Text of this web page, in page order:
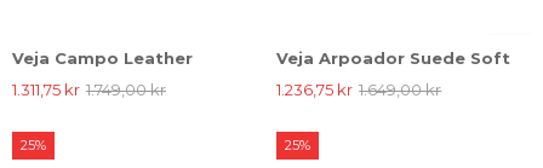
Veja Campo Leather
1.311,75 kr 1.749,00 kr
Veja Arpoador Suede Soft
1.236,75 kr 1.649,00 kr
25% 25%